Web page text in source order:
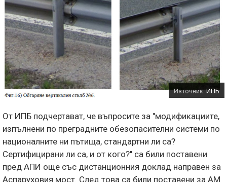
Източник:ИПБ
От ИПБ подчертават, че въпросите за "модификациите,
изпълнени по преградните обезопасителни системи по
националните ни пътища, стандартни ли са?
Сертифицирани ли са, и от кого?" са били поставени
пред АПИ още със дистанционния доклад направен за
Аспаруховия мост. След това са били поставени за АМ